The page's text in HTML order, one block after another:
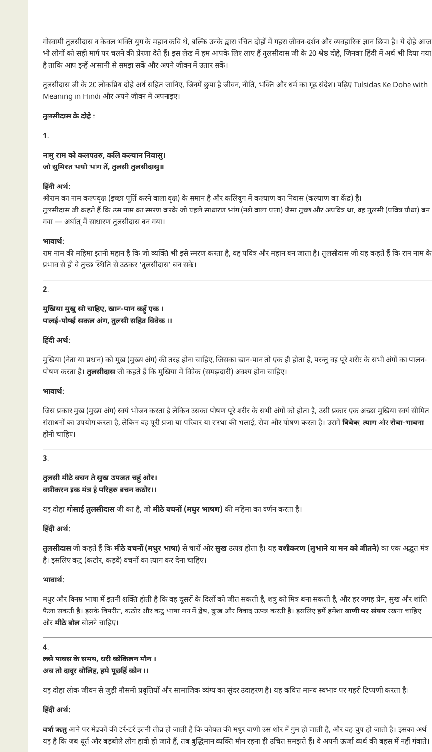
गोस्वामी तुलसीदास न केवल भक्ति युग के महान कवि थे, बल्कि उनके द्वारा रचित दोहों में गहरा जीवन-दर्शन और व्यवहारिक ज्ञान छिपा है। ये दोहे आज
भी लोगों को सही मार्ग पर चलने की प्रेरणा देते हैं। इस लेख में हम आपके लिए लाए हैं तुलसीदास जी के 20 श्रेष्ठ दोहे, जिनका हिंदी में अर्थ भी दिया गया
है ताकि आप इन्हें आसानी से समझ सकें और अपने जीवन में उतार सकें।
तुलसीदास जी के 20 लोकप्रिय दोहे अर्थ सहित जानिए, जिनमें छुपा है जीवन, नीति, भक्ति और धर्म का गूढ़ संदेश। पढ़िए Tulsidas Ke Dohe with
Meaning in Hindi और अपने जीवन में अपनाइए।
तुलसीदास के दोहे :
1.
नामु राम को कलपतरु, कलि कल्यान निवासु।
जो सुमिरत भयो भांग तें, तुलसी तुलसीदासु॥
हिंदी अर्थ:
श्रीराम का नाम कल्पवृक्ष (इच्छा पूर्ति करने वाला वृक्ष) के समान है और कलियुग में कल्याण का निवास (कल्याण का केंद्र) है।
तुलसीदास जी कहते हैं कि उस नाम का स्मरण करके जो पहले साधारण भांग (नशे वाला पत्ता) जैसा तुच्छ और अपवित्र था, वह तुलसी (पवित्र पौधा) बन
गया — अर्थात् मैं साधारण तुलसीदास बन गया।
भावार्थ:
राम नाम की महिमा इतनी महान है कि जो व्यक्ति भी इसे स्मरण करता है, वह पवित्र और महान बन जाता है। तुलसीदास जी यह कहते हैं कि राम नाम के
प्रभाव से ही वे तुच्छ स्थिति से उठकर ‘तुलसीदास’ बन सके।
2.
मुखिया मुखु सो चाहिए, खान-पान कहुँ एक ।
पालई-पोषई सकल अंग, तुलसी सहित विवेक ।।
हिंदी अर्थ:
मुखिया (नेता या प्रधान) को मुख (मुख्य अंग) की तरह होना चाहिए, जिसका खान-पान तो एक ही होता है, परन्तु वह पूरे शरीर के सभी अंगों का पालन-
पोषण करता है। तुलसीदासजी कहते हैं कि मुखिया में विवेक (समझदारी) अवश्य होना चाहिए।
भावार्थ:
जिस प्रकार मुख (मुख्य अंग) स्वयं भोजन करता है लेकिन उसका पोषण पूरे शरीर के सभी अंगों को होता है, उसी प्रकार एक अच्छा मुखिया स्वयं सीमित
संसाधनों का उपयोग करता है, लेकिन वह पूरी प्रजा या परिवार या संस्था की भलाई, सेवा और पोषण करता है। उसमेंविवेक, त्यागऔरसेवा-भावना
होनी चाहिए।
3.
तुलसी मीठे बचन ते सुख उपजत चहुं ओर।
वसीकरन इक मंत्र है परिहरु बचन कठोर।।
यह दोहा गोसाई तुलसीदासजी का है, जो मीठे वचनों (मधुर भाषण) की महिमा का वर्णन करता है।
हिंदी अर्थ:
तुलसीदासजी कहते हैं कि मीठे वचनों (मधुर भाषा) से चारों ओरसुखउत्पन्न होता है। यहवशीकरण (लुभाने या मन को जीतने) का एक अद्भुत मंत्र
है। इसलिए कटु (कठोर, कड़वे) वचनों का त्याग कर देना चाहिए।
भावार्थ:
मधुर और विनम्र भाषा में इतनी शक्ति होती है कि वह दूसरों के दिलों को जीत सकती है, शत्रु को मित्र बना सकती है, और हर जगह प्रेम, सुख और शांति
फैला सकती है। इसके विपरीत, कठोर और कटु भाषा मन में द्वेष, दुःख और विवाद उत्पन्न करती है। इसलिए हमें हमेशा वाणी पर संयम रखना चाहिए
औरमीठे बोलबोलने चाहिए।
4.
लसे पावस के समय, धरी कोकिलन मौन ।
अब तो दादुर बोलिह, हमे पूछहिं कौन ।।
यह दोहा लोक जीवन से जुड़ी मौसमी प्रवृत्तियों और सामाजिक व्यंग्य का सुंदर उदाहरण है। यह कवित्त मानव स्वभाव पर गहरी टिप्पणी करता है।
हिंदी अर्थ:
वर्षा ऋतुआने पर मेढकों की टर्र-टर्र इतनी तीव्र हो जाती है कि कोयल की मधुर वाणी उस शोर में गुम हो जाती है, और वह चुप हो जाती है। इसका अर्थ
यह है कि जब धूर्त और बड़बोले लोग हावी हो जाते हैं, तब बुद्धिमान व्यक्ति मौन रहना ही उचित समझते हैं। वे अपनी ऊर्जा व्यर्थ की बहस में नहीं गंवाते।